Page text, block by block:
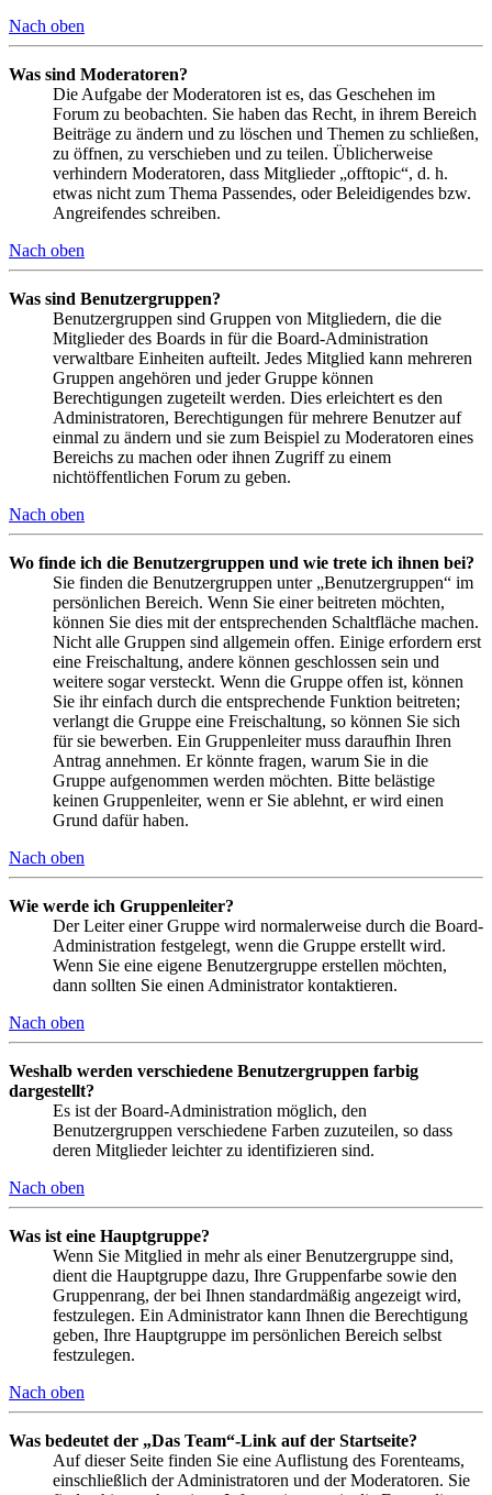
Nach oben
Was sind Moderatoren?
Die Aufgabe der Moderatoren ist es, das Geschehen im
Forum zu beobachten. Sie haben das Recht, in ihrem Bereich
Beiträge zu ändern und zu löschen und Themen zu schließen,
zu öffnen, zu verschieben und zu teilen. Üblicherweise
verhindern Moderatoren, dass Mitglieder „offtopic“, d. h.
etwas nicht zum Thema Passendes, oder Beleidigendes bzw.
Angreifendes schreiben.
Nach oben
Was sind Benutzergruppen?
Benutzergruppen sind Gruppen von Mitgliedern, die die
Mitglieder des Boards in für die Board-Administration
verwaltbare Einheiten aufteilt. Jedes Mitglied kann mehreren
Gruppen angehören und jeder Gruppe können
Berechtigungen zugeteilt werden. Dies erleichtert es den
Administratoren, Berechtigungen für mehrere Benutzer auf
einmal zu ändern und sie zum Beispiel zu Moderatoren eines
Bereichs zu machen oder ihnen Zugriff zu einem
nichtöffentlichen Forum zu geben.
Nach oben
Wo finde ich die Benutzergruppen und wie trete ich ihnen bei?
Sie finden die Benutzergruppen unter „Benutzergruppen“ im
persönlichen Bereich. Wenn Sie einer beitreten möchten,
können Sie dies mit der entsprechenden Schaltfläche machen.
Nicht alle Gruppen sind allgemein offen. Einige erfordern erst
eine Freischaltung, andere können geschlossen sein und
weitere sogar versteckt. Wenn die Gruppe offen ist, können
Sie ihr einfach durch die entsprechende Funktion beitreten;
verlangt die Gruppe eine Freischaltung, so können Sie sich
für sie bewerben. Ein Gruppenleiter muss daraufhin Ihren
Antrag annehmen. Er könnte fragen, warum Sie in die
Gruppe aufgenommen werden möchten. Bitte belästige
keinen Gruppenleiter, wenn er Sie ablehnt, er wird einen
Grund dafür haben.
Nach oben
Wie werde ich Gruppenleiter?
Der Leiter einer Gruppe wird normalerweise durch die Board-
Administration festgelegt, wenn die Gruppe erstellt wird.
Wenn Sie eine eigene Benutzergruppe erstellen möchten,
dann sollten Sie einen Administrator kontaktieren.
Nach oben
Weshalb werden verschiedene Benutzergruppen farbig
dargestellt?
Es ist der Board-Administration möglich, den
Benutzergruppen verschiedene Farben zuzuteilen, so dass
deren Mitglieder leichter zu identifizieren sind.
Nach oben
Was ist eine Hauptgruppe?
Wenn Sie Mitglied in mehr als einer Benutzergruppe sind,
dient die Hauptgruppe dazu, Ihre Gruppenfarbe sowie den
Gruppenrang, der bei Ihnen standardmäßig angezeigt wird,
festzulegen. Ein Administrator kann Ihnen die Berechtigung
geben, Ihre Hauptgruppe im persönlichen Bereich selbst
festzulegen.
Nach oben
Was bedeutet der „Das Team“-Link auf der Startseite?
Auf dieser Seite finden Sie eine Auflistung des Forenteams,
einschließlich der Administratoren und der Moderatoren. Sie